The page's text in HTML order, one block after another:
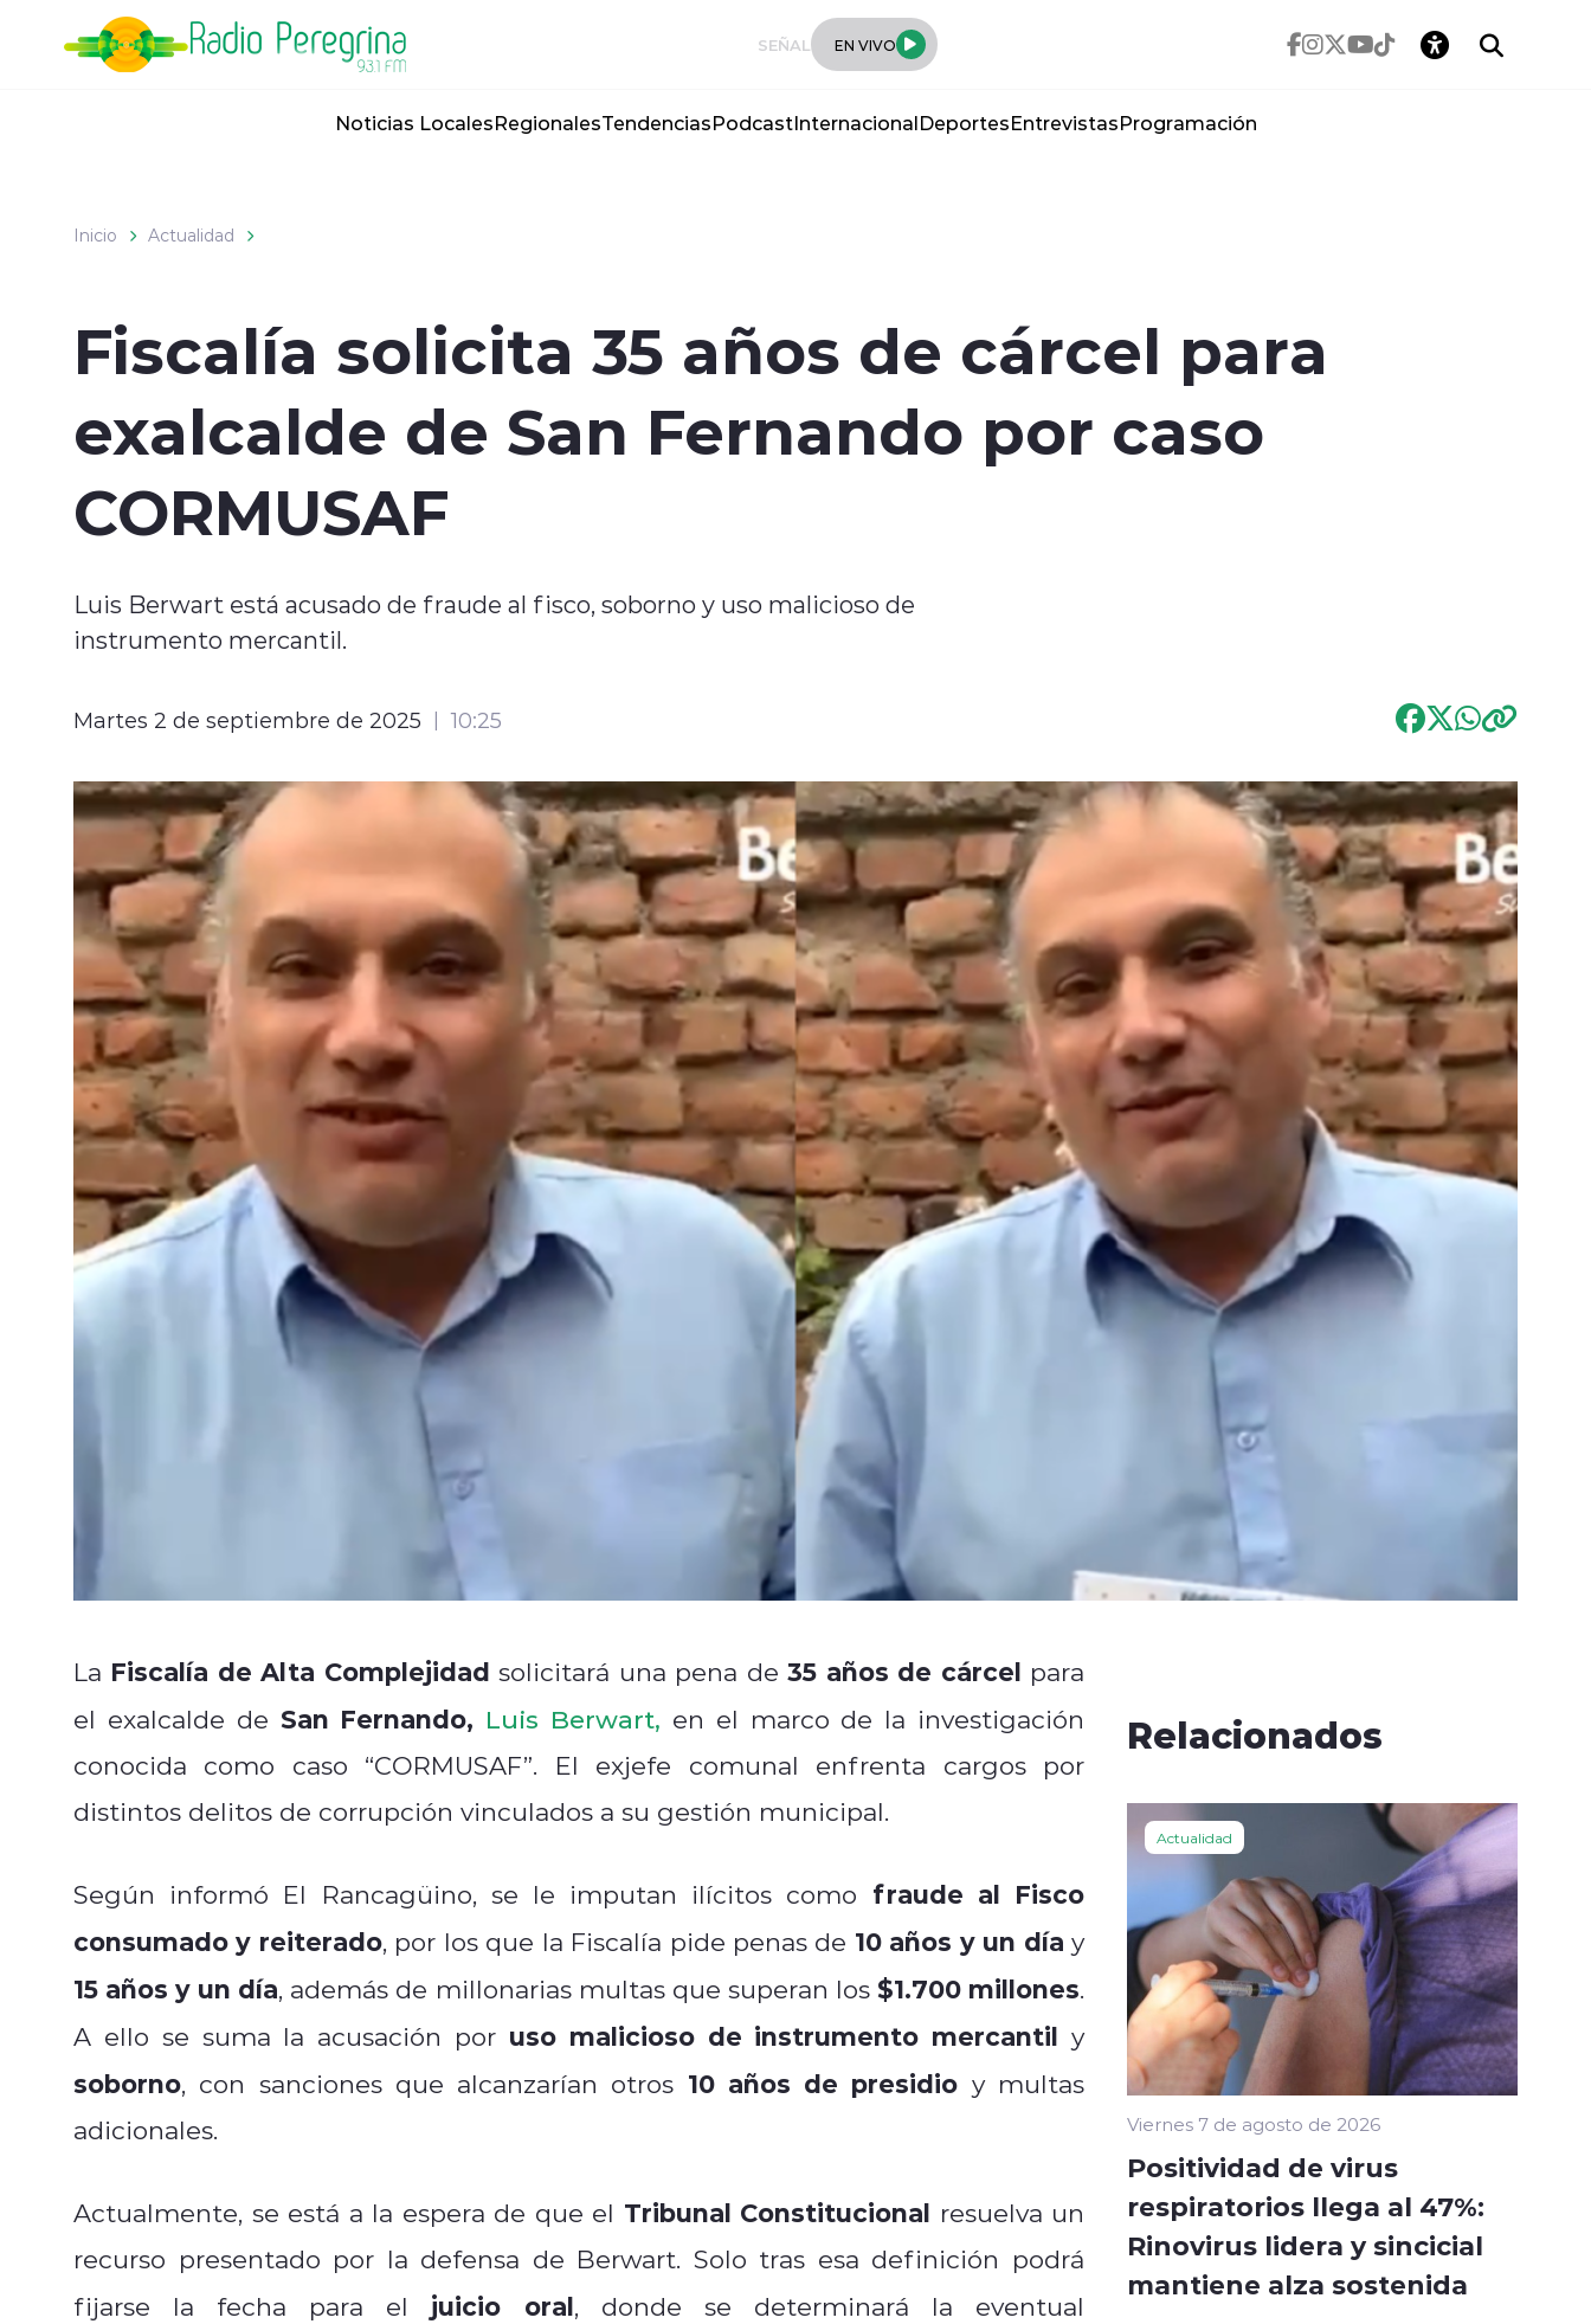
SEÑAL EN VIVO
Noticias LocalesRegionalesTendenciasPodcastInternacionalDeportesEntrevistasProgramación
Inicio Actualidad
Fiscalía solicita 35 años de cárcel para
exalcalde de San Fernando por caso
CORMUSAF
Luis Berwart está acusado de fraude al fisco, soborno y uso malicioso de
instrumento mercantil.
Martes 2 de septiembre de 2025 10:25
La Fiscalía de Alta Complejidad solicitará una pena de35 años de cárcel para
el exalcalde de San Fernando, Luis Berwart, en el marco de la investigación
conocida como caso “CORMUSAF”. El exjefe comunal enfrenta cargos por
distintos delitos de corrupción vinculados a su gestión municipal.
Según informó El Rancagüino, se le imputan ilícitos como fraude al Fisco
consumado y reiterado, por los que la Fiscalía pide penas de 10 años y un día y
15 años y un día, además de millonarias multas que superan los $1.700 millones.
A ello se suma la acusación por uso malicioso de instrumento mercantil y
soborno, con sanciones que alcanzarían otros 10 años de presidio y multas
adicionales.
Actualmente, se está a la espera de que el Tribunal Constitucional resuelva un
recurso presentado por la defensa de Berwart. Solo tras esa definición podrá
fijarse la fecha para el juicio oral, donde se determinará la eventual
Relacionados
Actualidad
Viernes 7 de agosto de 2026
Positividad de virus
respiratorios llega al 47%:
Rinovirus lidera y sincicial
mantiene alza sostenida